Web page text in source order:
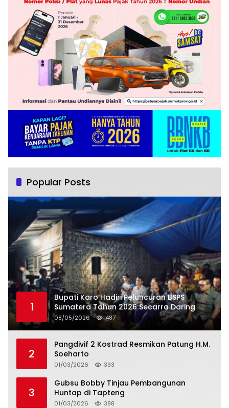
Popular Posts
1
Bupati Karo Hadiri Peluncuran BSPS
Sumatera Tahun 2026 Secarra Daring
08/05/2026 487
2
Pangdivif 2 Kostrad Resmikan Patung H.M.
Soeharto
01/03/2026 393
3
Gubsu Bobby Tinjau Pembangunan
Huntap di Tapteng
01/03/2026 388